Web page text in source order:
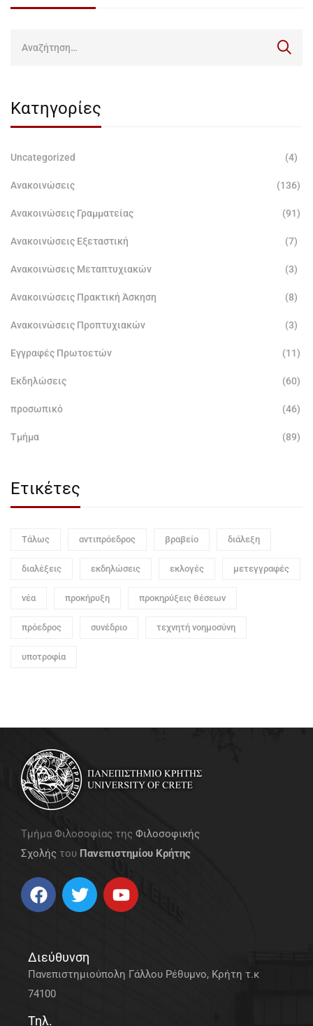
Κατηγορίες
Uncategorized (4)
Ανακοινώσεις (136)
Ανακοινώσεις Γραμματείας (91)
Ανακοινώσεις Εξεταστική (7)
Ανακοινώσεις Μεταπτυχιακών (3)
Ανακοινώσεις Πρακτική Άσκηση (8)
Ανακοινώσεις Προπτυχιακών (3)
Εγγραφές Πρωτοετών (11)
Εκδηλώσεις (60)
προσωπικό (46)
Τμήμα (89)
Ετικέτες
Τάλως αντιπρόεδρος βραβείο διάλεξη
διαλέξεις εκδηλώσεις εκλογές μετεγγραφές
νέα προκήρυξη προκηρύξεις θέσεων
πρόεδρος συνέδριο τεχνητή νοημοσύνη
υποτροφία
Τμήμα Φιλοσοφίας της Φιλοσοφικής
Σχολής του Πανεπιστημίου Κρήτης
Διεύθυνση
Πανεπιστημιούπολη Γάλλου Ρέθυμνο, Κρήτη τ.κ
74100
Τηλ.